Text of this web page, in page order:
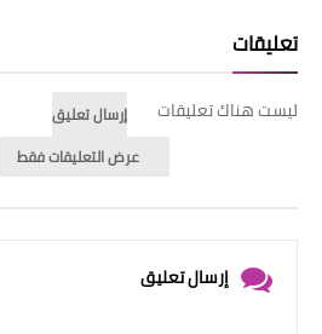
تعليقات
ليست هناك تعليقات
إرسال تعليق
عرض التعليقات فقط
إرسال تعليق